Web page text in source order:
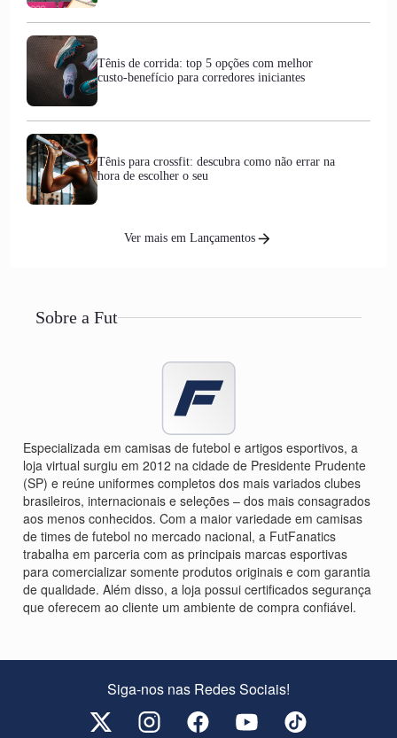
Tênis de corrida: top 5 opções com melhor
custo-benefício para corredores iniciantes
Tênis para crossfit: descubra como não errar na
hora de escolher o seu
Ver mais em Lançamentos
Sobre a Fut
Especializada em camisas de futebol e artigos esportivos, a
loja virtual surgiu em 2012 na cidade de Presidente Prudente
(SP) e reúne uniformes completos dos mais variados clubes
brasileiros, internacionais e seleções – dos mais consagrados
aos menos conhecidos. Com a maior variedade em camisas
de times de futebol no mercado nacional, a FutFanatics
trabalha em parceria com as principais marcas esportivas
para comercializar somente produtos originais e com garantia
de qualidade. Além disso, a loja possui certificados segurança
que oferecem ao cliente um ambiente de compra confiável.
Siga-nos nas Redes Sociais!